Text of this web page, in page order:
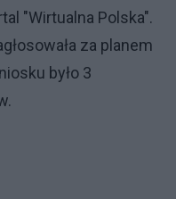
"Wirtualna Polska".
za planem
było 3